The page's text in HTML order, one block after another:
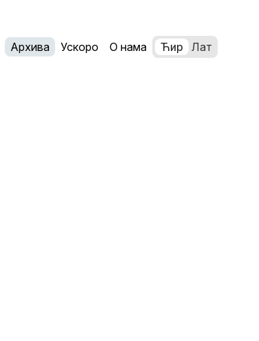
Архива Ускоро О нама Ћир Лат